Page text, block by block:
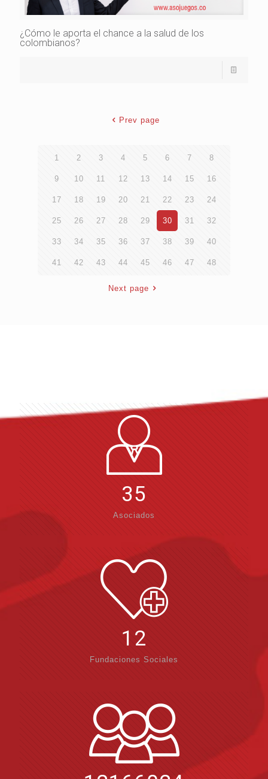
¿Cómo le aporta el chance a la salud de los
colombianos?
Prev page
1 2 3 4 5 6 7 8
9 10 11 12 13 14 15 16
17 18 19 20 21 22 23 24
25 26 27 28 29 30 31 32
33 34 35 36 37 38 39 40
41 42 43 44 45 46 47 48
Next page
35
Asociados
12
Fundaciones Sociales